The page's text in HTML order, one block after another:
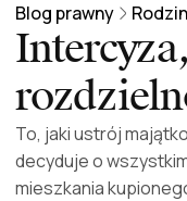
Blog prawny
To, jaki ustrój
decyduje o
mieszkania